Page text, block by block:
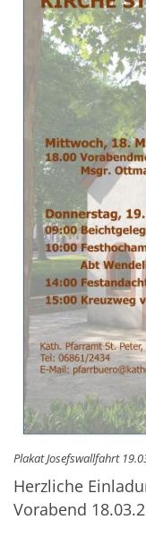
Plakat Josefswallfahrt
Herzliche
Vorabend